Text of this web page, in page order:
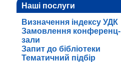
Наші послуги
Визначення індексу УДК
Замовлення конференц-
зали
Запит до бібліотеки
Тематичний підбір